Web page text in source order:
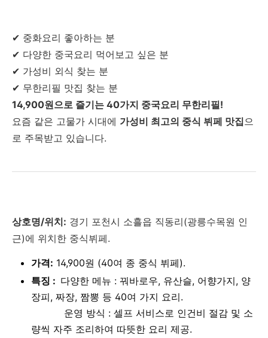
✔ 중화요리 좋아하는 분
✔ 다양한 중국요리 먹어보고 싶은 분
✔ 가성비 외식 찾는 분
✔ 무한리필 맛집 찾는 분
14,900원으로 즐기는 40가지 중국요리 무한리필!
요즘 같은 고물가 시대에 가성비 최고의 중식 뷔페 맛집으
로 주목받고 있습니다.
상호명/위치: 경기 포천시 소흘읍 직동리(광릉수목원 인
근)에 위치한 중식뷔페.
가격: 14,900원 (40여 종 중식 뷔페).
특징 : 다양한 메뉴 : 꿔바로우, 유산슬, 어향가지, 양
장피, 짜장, 짬뽕 등 40여 가지 요리.
운영 방식 : 셀프 서비스로 인건비 절감 및 소
량씩 자주 조리하여 따뜻한 요리 제공.